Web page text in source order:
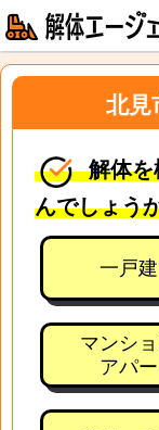
北見
解体を
んでしょう
一戸
マンショ
アパー